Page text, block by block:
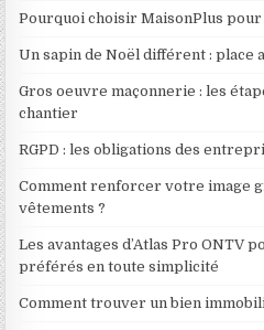
Pourquoi choisir MaisonPlus
Un sapin de Noël différent : place
Gros oeuvre maçonnerie : les
chantier
RGPD : les obligations des
Comment renforcer votre image
vêtements ?
Les avantages d’Atlas Pro ONTV
préférés en toute simplicité
Comment trouver un bien